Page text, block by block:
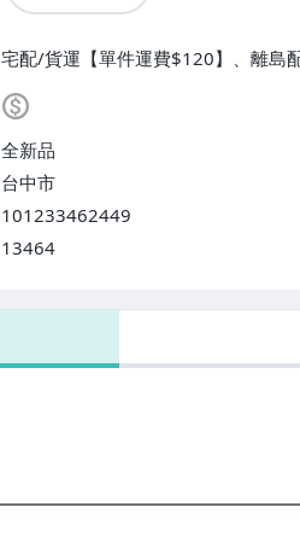
宅配/貨運【單件運費$120】、離島
取/不寄送【免運費】
全新品
台中市
101233462449
13464